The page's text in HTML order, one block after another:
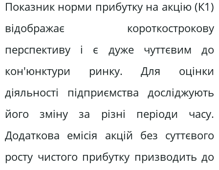
Показник норми прибутку на акцію (К1)
відображає короткострокову
перспективу і є дуже чуттєвим до
кон'юнктури ринку. Для оцінки
діяльності підприємства досліджують
його зміну за різні періоди часу.
Додаткова емісія акцій без суттєвого
росту чистого прибутку призводить до